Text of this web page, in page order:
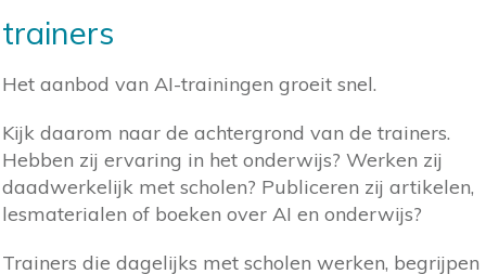
trainers
Het aanbod van AI-trainingen groeit snel.
Kijk daarom naar de achtergrond van de trainers.
Hebben zij ervaring in het onderwijs? Werken zij
daadwerkelijk met scholen? Publiceren zij artikelen,
lesmaterialen of boeken over AI en onderwijs?
Trainers die dagelijks met scholen werken, begrijpen